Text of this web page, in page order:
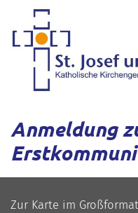
Zum Inhalt springen
Anmeldung
Zur Karte im Großformat